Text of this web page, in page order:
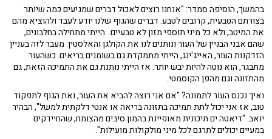
בהמשך, הוסיפה סמדר: "אנחנו רוצים לאכול דברים שמגיעים כמה שיותר
בצורתם הטבעית, קרובים לטבע. דברים שהגוף שלנו יודע לעבד ולהוציא מהם
את המיטב, ולא כל מיני תוספי מזון לא טבעיים. הייתי מתחילה בחלבונים,
שהם אבני הבניין של העור ונותנים לנו את הקולגן והאלסטין. מעבר לזה בעניין
הזדקנות העור, האייג'ינג, הייתי מתמקדת גם בשומנים בריאים. כשהעור
מתבגר, הוא נוטה להיות יבש יותר. אז הייתי נותנת גם את התמיכה הזאת, גם
מהתזונה וגם מהפן הקוסמטי.
ואיך נכנס העור לתמונה? "אם אני רוצה להביא את העור, ואת הגוף לתפקוד
טוב, אז אני יכול לתת תמיכה בתזונה בריאה או אנטי דלקתית למשל", הבהיר
יואב. "דיאטה ים תיכונית מאופיינת בהמון סיבים מהצומח, שהחיידקים
במעיים יכולים לתרגם לכל מיני מולקולות מועילות".